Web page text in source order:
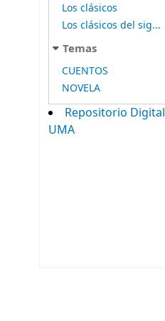
Los clásicos
Los clásicos del sig...
Temas
CUENTOS
NOVELA
Repositorio Digital
UMA